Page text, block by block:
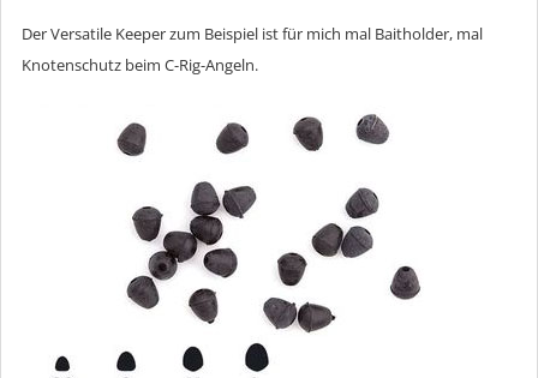
Der Versatile Keeper zum Beispiel ist für mich mal Baitholder, mal
Knotenschutz beim C-Rig-Angeln.